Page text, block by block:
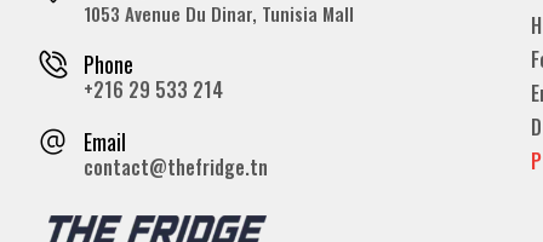
1053 Avenue Du Dinar, Tunisia Mall
Phone
+216 29 533 214
Email
contact@thefridge.tn